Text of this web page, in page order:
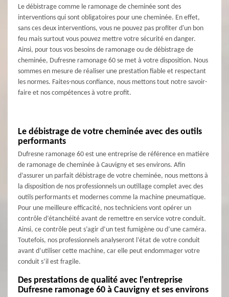
Le débistrage comme le ramonage de cheminée sont des
interventions qui sont obligatoires pour une cheminée. En effet,
sans ces deux interventions, vous ne pouvez pas profiter d'un bon
feu mais surtout vous pouvez mettre votre sécurité en danger.
Ainsi, pour tous vos besoins de ramonage ou de débistrage de
cheminée, Dufresne ramonage 60 se met à votre disposition. Nous
sommes en mesure de réaliser une prestation fiable et respectant
les normes. Faites-nous confiance, nous mettons tout notre savoir-
faire et nos compétences à votre profit.
Le débistrage de votre cheminée avec des outils
performants
Dufresne ramonage 60 est une entreprise de référence en matière
de ramonage de cheminée à Cauvigny et ses environs. Afin
d’assurer un parfait débistrage de votre cheminée, nous mettons à
la disposition de nos professionnels un outillage complet avec des
outils performants et modernes comme la machine pneumatique.
Pour une meilleure efficacité, nos techniciens vont opérer un
contrôle d’étanchéité avant de remettre en service votre conduit.
Ainsi, ce contrôle peut s’agir d’un test fumigène ou d’une caméra.
Toutefois, nos professionnels analyseront l’état de votre conduit
avant d’utiliser cette machine, car elle peut endommager votre
conduit s’il est fragile.
Des prestations de qualité avec l'entreprise
Dufresne ramonage 60 à Cauvigny et ses environs